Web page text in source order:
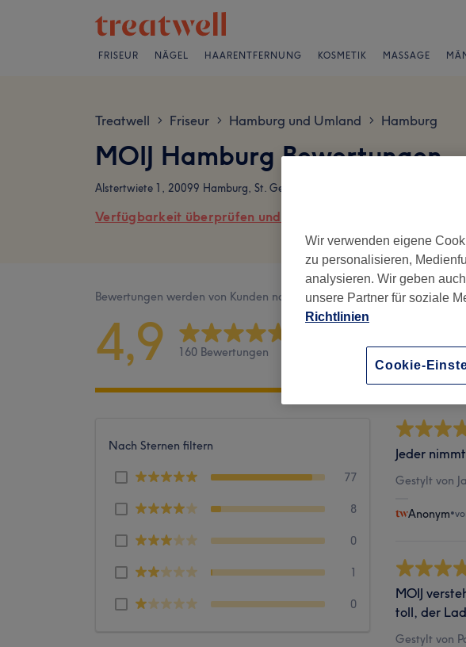
FRISEUR NÄGEL HAARENTFERNUNG KOSMETIK MASSAGE
Treatwell > Friseur > Hamburg und Umland > Hamburg
MOIJ Hamburg Bewertungen
Alstertwiete 1, 20099 Hamburg, St. Georg
Verfügbarkeit überprüfen und online buchen
Bewertungen werden von Kunden nach ihrem Besuch geschrieben.
4,9 160 Bewertungen Sauberkeit
Nach Sternen filtern
77
8
0
1
0
Jeder
Gestylt von
Anonym•
MOIJ
toll, der
Gestylt von
Wir verwenden eigene
zu personalisieren,
analysieren. Wir geben
unsere Partner für soziale
Richtlinien
Cookie-